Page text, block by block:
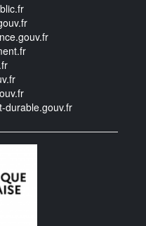
durable.gouv.fr